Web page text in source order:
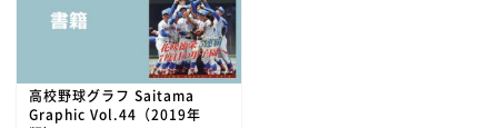
高校野球グラフ Saitama
Graphic Vol.44（2019年